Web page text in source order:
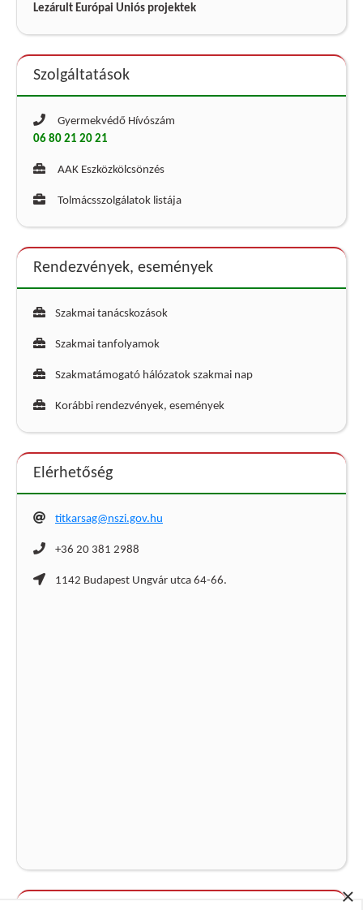
×
Lezárult Európai Uniós projektek
Szolgáltatások
Gyermekvédő Hívószám
06 80 21 20 21
AAK Eszközkölcsönzés
Tolmácsszolgálatok listája
Rendezvények, események
Szakmai tanácskozások
Szakmai tanfolyamok
Szakmatámogató hálózatok szakmai nap
Korábbi rendezvények, események
Elérhetőség
titkarsag@nszi.gov.hu
+36 20 381 2988
1142 Budapest Ungvár utca 64-66.